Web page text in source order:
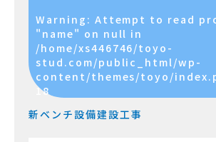
Warning : Attempt to read
"name" on null in
/home/xs446746/toyo-
stud.com/public_html/wp-
content/themes/toyo/
18
新ベンチ設備建設工事